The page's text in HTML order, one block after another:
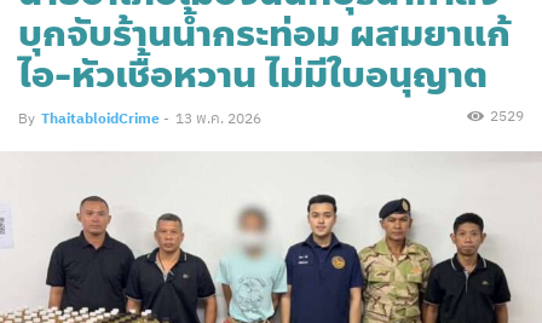
บุกจับร้านน้ำกระท่อม ผสมยาแก้
ไอ-หัวเชื้อหวาน ไม่มีใบอนุญาต
By ThaitabloidCrime - 13 พ.ค. 2026 2529